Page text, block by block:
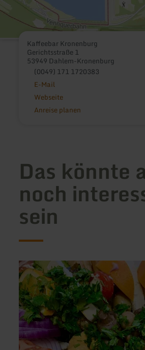
Kaffeebar Kronenburg
Gerichtsstraße 1
53949 Dahlem-Kronenburg
(0049) 171 1720383
E-Mail
Webseite
Anreise planen
Das könnte
noch
sein
mehr
erfahren
zu:
Hotel-
Restaurant
Haus
Schieferstein